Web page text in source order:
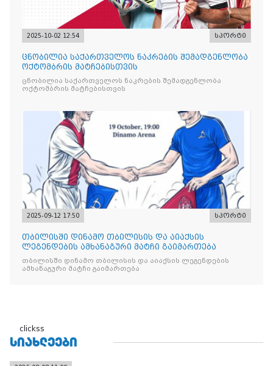
2025-10-02 12:54 სპორტი
ცნობილია საქართველოს ნაკრების შემადგენლობა
ოქტომბრის მატჩებისთვის
ცნობილია საქართველოს ნაკრების შემადგენლობა
ოქტომბრის მატჩებისთვის
2025-09-12 17:50 სპორტი
თბილისში დინამო თბილისის და აიაქსის
ლეგენდების ამხანაგური მატჩი გაიმართება
თბილისში დინამო თბილისის და აიაქსის ლეგენდების
ამხანაგური მატჩი გაიმართება
clickss
ᲡᲘᲐᲮᲚᲔᲔᲑᲘ